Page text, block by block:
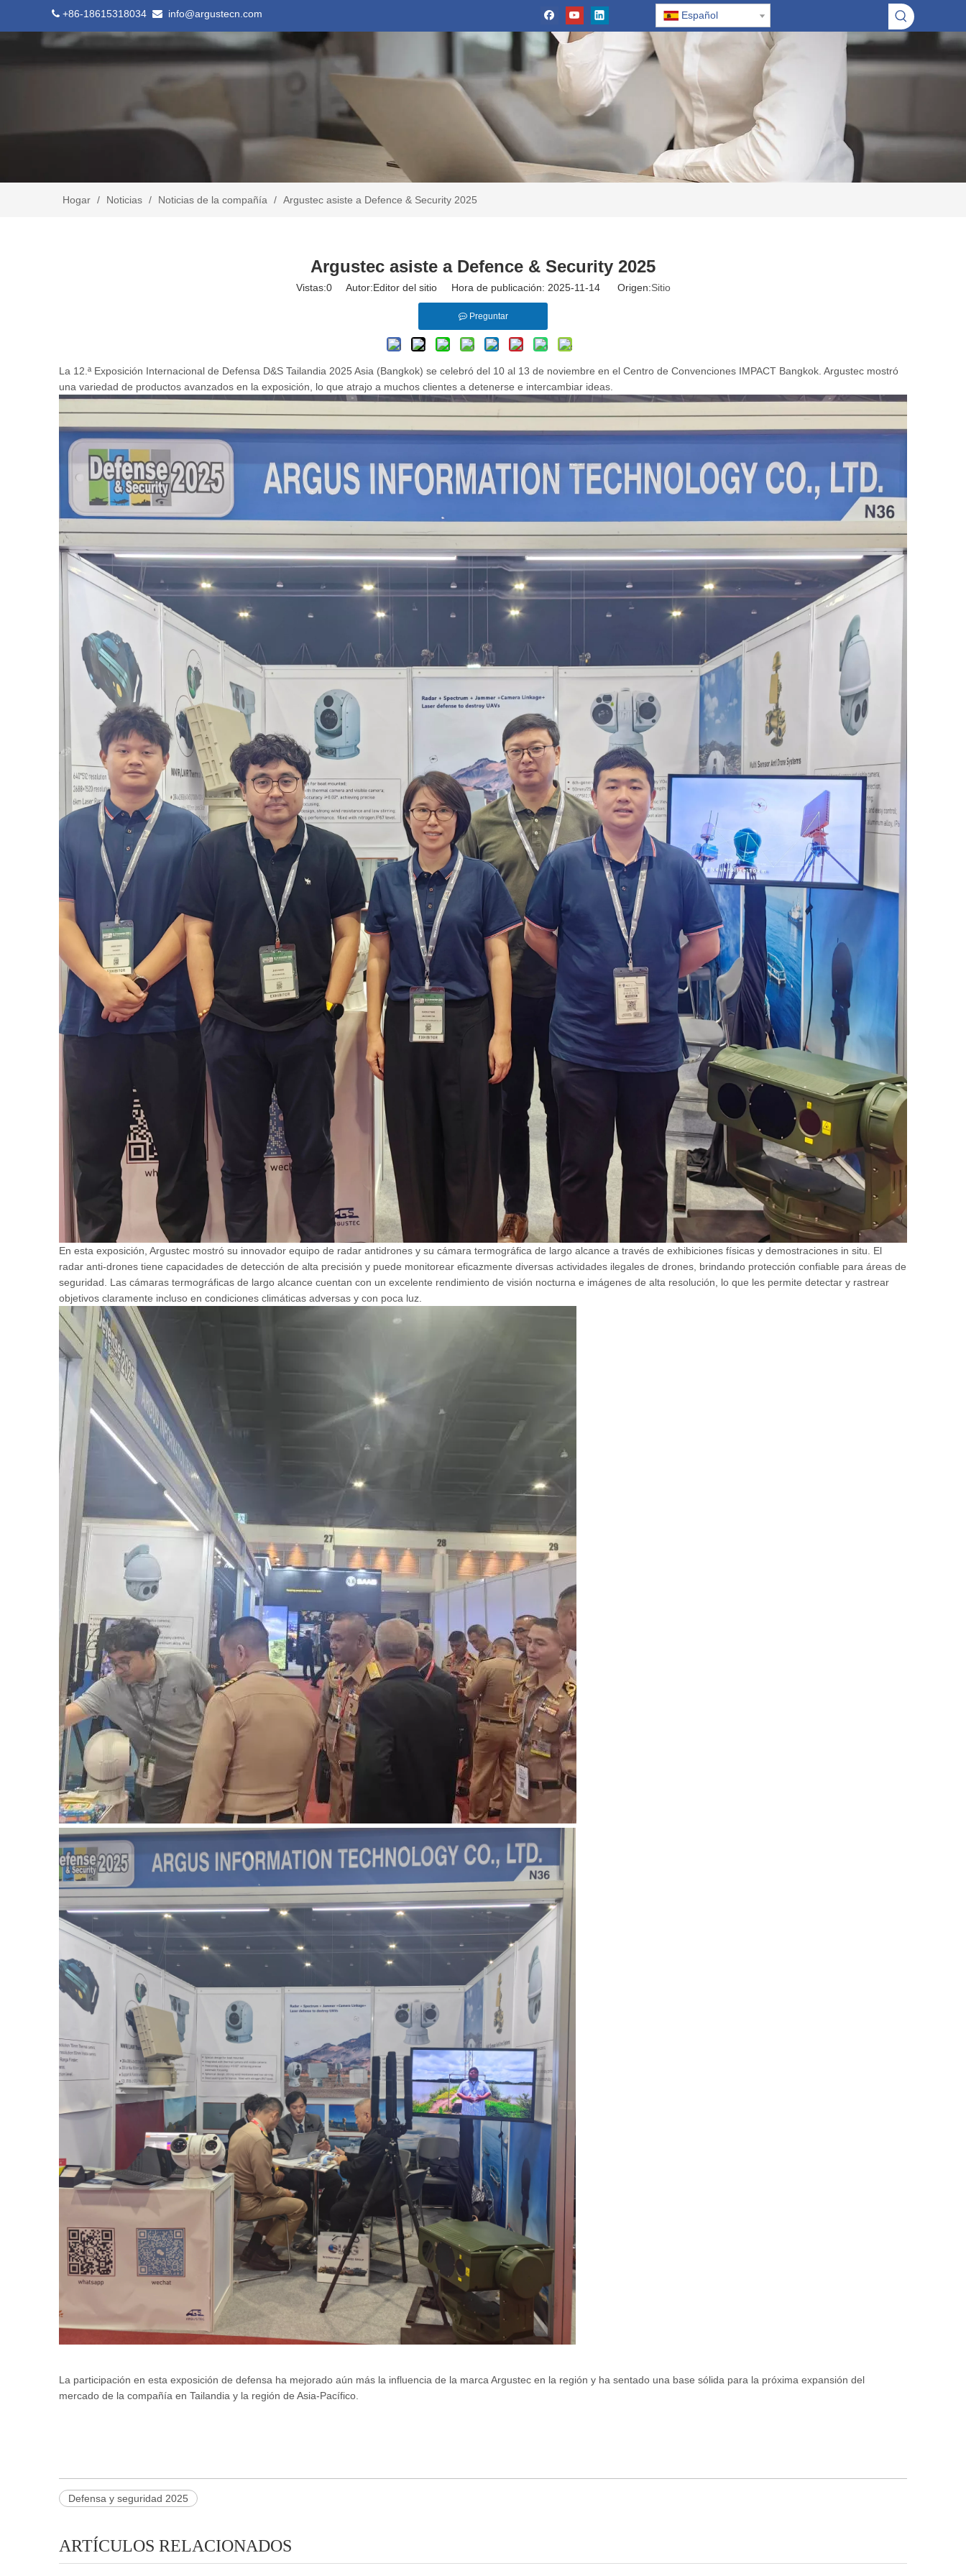
 +86-18615318034  info@argustecn.com Español
Hogar / Noticias / Noticias de la compañía / Argustec asiste a Defence & Security 2025
Argustec asiste a Defence & Security 2025
Vistas:0Autor:Editor del sitio Hora de publicación: 2025-11-14 Origen:Sitio
Preguntar
La 12.ª Exposición Internacional de Defensa D&S Tailandia 2025 Asia (Bangkok) se celebró del 10 al 13 de noviembre en el Centro de Convenciones IMPACT Bangkok. Argustec mostró
una variedad de productos avanzados en la exposición, lo que atrajo a muchos clientes a detenerse e intercambiar ideas.
En esta exposición, Argustec mostró su innovador equipo de radar antidrones y su cámara termográfica de largo alcance a través de exhibiciones físicas y demostraciones in situ. El
radar anti-drones tiene capacidades de detección de alta precisión y puede monitorear eficazmente diversas actividades ilegales de drones, brindando protección confiable para áreas de
seguridad. Las cámaras termográficas de largo alcance cuentan con un excelente rendimiento de visión nocturna e imágenes de alta resolución, lo que les permite detectar y rastrear
objetivos claramente incluso en condiciones climáticas adversas y con poca luz.
La participación en esta exposición de defensa ha mejorado aún más la influencia de la marca Argustec en la región y ha sentado una base sólida para la próxima expansión del
mercado de la compañía en Tailandia y la región de Asia-Pacífico.
Defensa y seguridad 2025
ARTÍCULOS RELACIONADOS